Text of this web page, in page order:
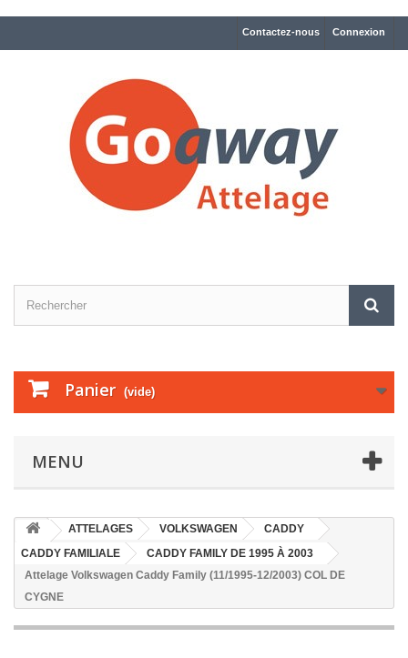
Connexion
Contactez-nous
Panier (vide)
MENU
ATTELAGES VOLKSWAGEN
CADDY
CADDY FAMILIALE
CADDY FAMILY DE 1995 À 2003
Attelage Volkswagen Caddy Family (11/1995-12/2003) COL DE
CYGNE